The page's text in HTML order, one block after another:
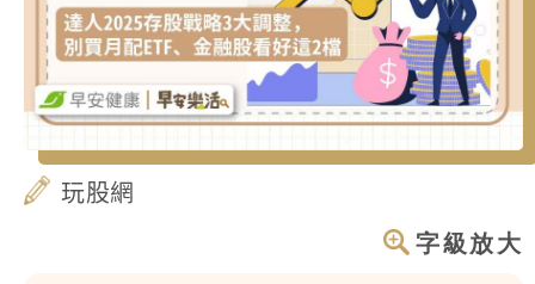
玩股網
字級放大